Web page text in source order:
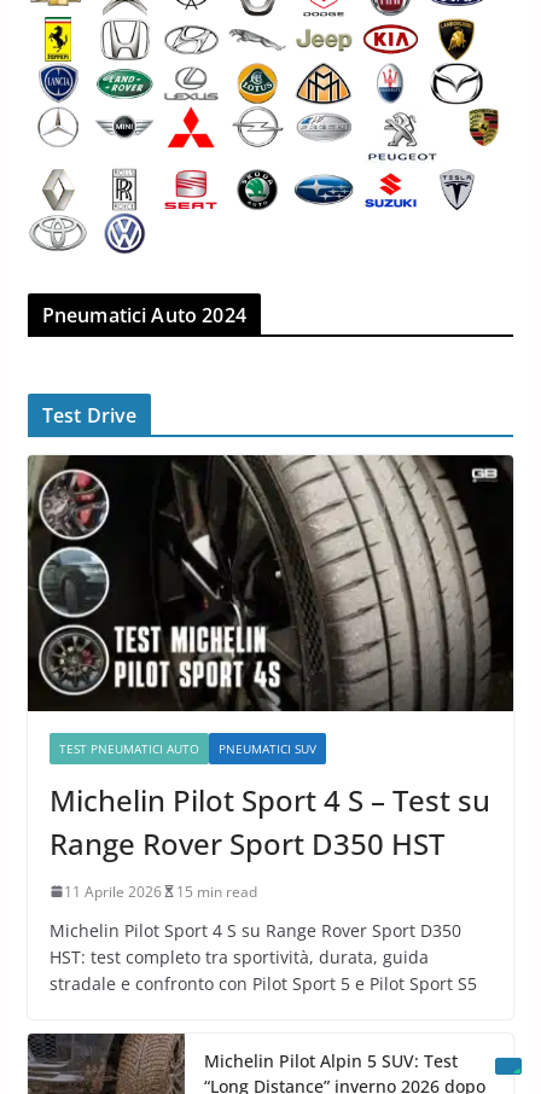
Pneumatici Auto 2024
Test Drive
TEST PNEUMATICI AUTO PNEUMATICI SUV
Michelin Pilot Sport 4 S – Test su
Range Rover Sport D350 HST
11 Aprile 2026 15 min read
Michelin Pilot Sport 4 S su Range Rover Sport D350
HST: test completo tra sportività, durata, guida
stradale e confronto con Pilot Sport 5 e Pilot Sport S5
Michelin Pilot Alpin 5 SUV: Test
“Long Distance” inverno 2026 dopo